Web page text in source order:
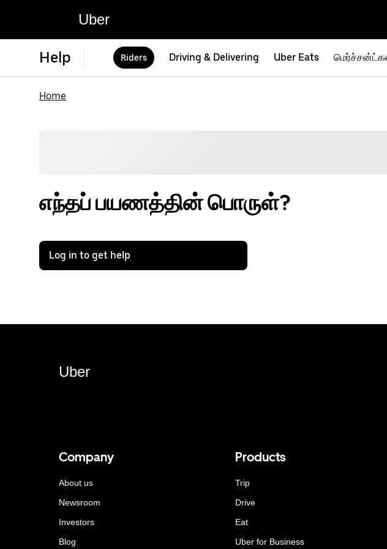
Uber
Help Riders Driving & Delivering Uber Eats
Home
எந்தப் பயணத்தின் பொருள்?
Log in to get help
Uber
Company
About us
Newsroom
Investors
Blog
Products
Trip
Drive
Eat
Uber for Business